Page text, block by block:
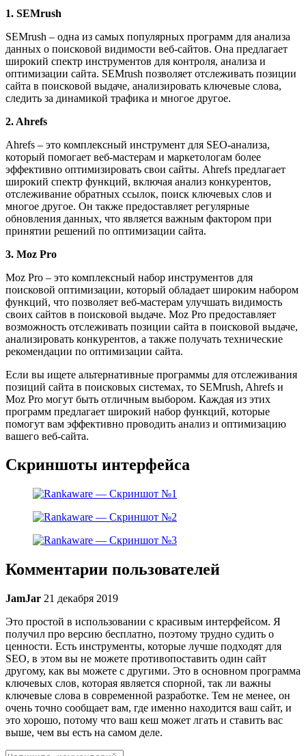
1. SEMrush
SEMrush – одна из самых популярных программ для анализа
данных о поисковой видимости веб-сайтов. Она предлагает
широкий спектр инструментов для контроля, анализа и
оптимизации сайта. SEMrush позволяет отслеживать позиции
сайта в поисковой выдаче, анализировать ключевые слова,
следить за динамикой трафика и многое другое.
2. Ahrefs
Ahrefs – это комплексный инструмент для SEO-анализа,
который помогает веб-мастерам и маркетологам более
эффективно оптимизировать свои сайты. Ahrefs предлагает
широкий спектр функций, включая анализ конкурентов,
отслеживание обратных ссылок, поиск ключевых слов и
многое другое. Он также предоставляет регулярные
обновления данных, что является важным фактором при
принятии решений по оптимизации сайта.
3. Moz Pro
Moz Pro – это комплексный набор инструментов для
поисковой оптимизации, который обладает широким набором
функций, что позволяет веб-мастерам улучшать видимость
своих сайтов в поисковой выдаче. Moz Pro предоставляет
возможность отслеживать позиции сайта в поисковой выдаче,
анализировать конкурентов, а также получать технические
рекомендации по оптимизации сайта.
Если вы ищете альтернативные программы для отслеживания
позиций сайта в поисковых системах, то SEMrush, Ahrefs и
Moz Pro могут быть отличным выбором. Каждая из этих
программ предлагает широкий набор функций, которые
помогут вам эффективно проводить анализ и оптимизацию
вашего веб-сайта.
Скриншоты интерфейса
Комментарии пользователей
JamJar 21 декабря 2019
Это простой в использовании с красивым интерфейсом. Я
получил про версию бесплатно, поэтому трудно судить о
ценности. Есть инструменты, которые лучше подходят для
SEO, в этом вы не можете противопоставить один сайт
другому, как вы можете с другими. Это в основном программа
ключевых слов, которая является спорной, так ли важны
ключевые слова в современной разработке. Тем не менее, он
очень точно сообщает вам, где именно находится ваш сайт, и
это хорошо, потому что ваш кеш может лгать и ставить вас
выше, чем вы есть на самом деле.